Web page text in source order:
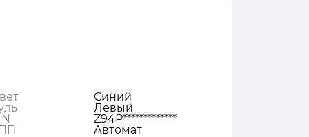
Синий
Левый
Z94P*************
Автомат